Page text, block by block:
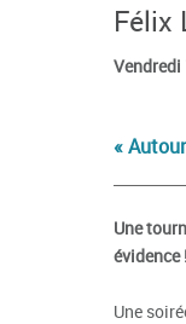
Félix
Vendredi
«
Une
évidence !
Une